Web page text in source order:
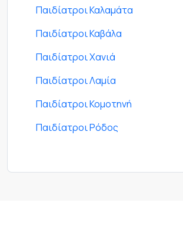
Παιδίατροι Καλαμάτα
Παιδίατροι Καβάλα
Παιδίατροι Χανιά
Παιδίατροι Λαμία
Παιδίατροι Κομοτηνή
Παιδίατροι Ρόδος